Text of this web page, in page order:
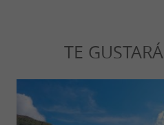
TE GUSTARÁ